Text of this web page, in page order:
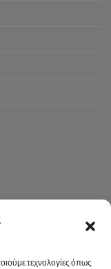
τεχνολογίες όπως